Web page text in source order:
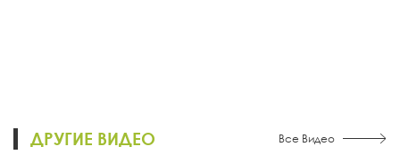
ДРУГИЕ ВИДЕО Все Видео